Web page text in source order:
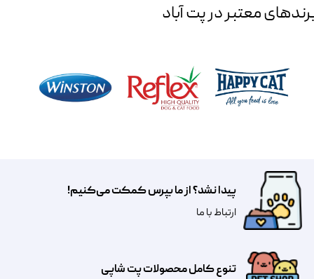
معتبر در پت آباد
تنوع کامل محصولات پت شاپی
پیدا نشد؟ از ما بپرس کمکت می‌کنیم!
​​​ارتباط با ما